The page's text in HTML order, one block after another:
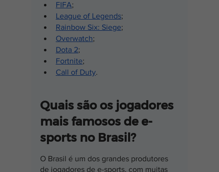
FIFA;
League of Legends;
Rainbow Six: Siege;
Overwatch;
Dota 2;
Fortnite;
Call of Duty.
Quais são os jogadores
mais famosos de e-
sports no Brasil?
O Brasil é um dos grandes produtores
de jogadores de e-sports, com muitas